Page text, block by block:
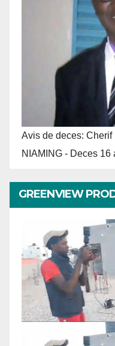
Avis de deces:
NIAMING - Deces 16
GREENVIEW